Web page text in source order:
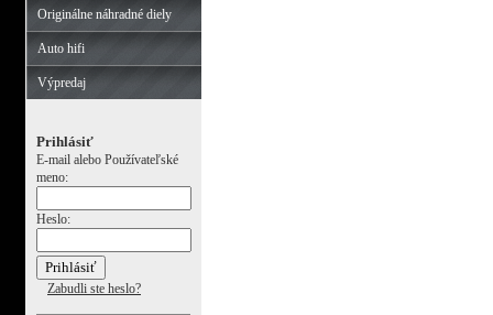
Originálne náhradné diely
Auto hifi
Výpredaj
Prihlásiť
E-mail alebo Používateľské
meno:
Heslo:
Zabudli ste heslo?